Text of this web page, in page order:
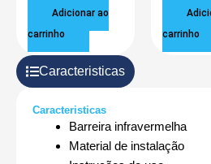
Adicionar ao
carrinho
carrinho
Caracteristicas
Caracteristicas
Barreira infravermelha
Material de instalação